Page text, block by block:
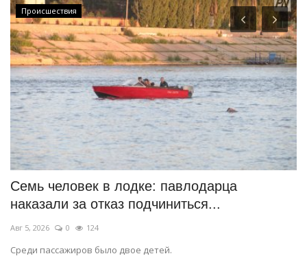
Происшествия
Семь человек в лодке: павлодарца
наказали за отказ подчиниться...
Авг 5, 2026 0 124
Среди пассажиров было двое детей.